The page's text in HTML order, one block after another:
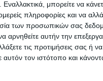
μπορείτε να
πληροφορίες και να
των προσωπικών σας
αρνηθείτε αυτήν την
τις προτιμήσεις σας ή
τον ιστότοπο και
όσους/ες είναι
ψαράδες ή δασοκόμοι)
περιφέρεια.